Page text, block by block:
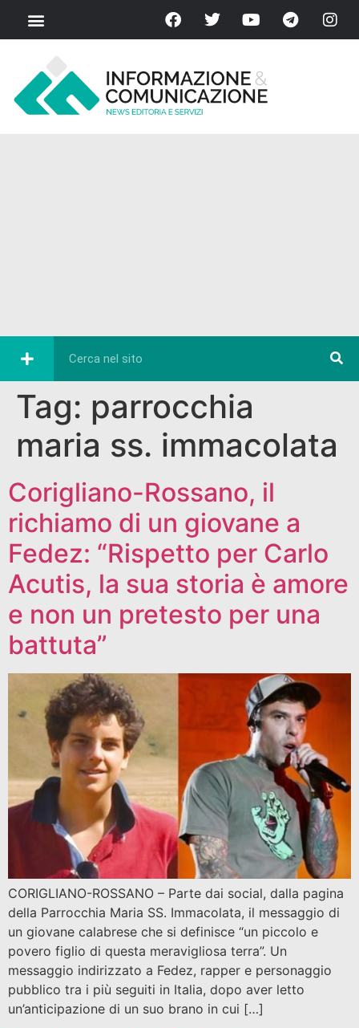
Tag: parrocchia
maria ss. immacolata
Corigliano-Rossano, il
richiamo di un giovane a
Fedez: “Rispetto per Carlo
Acutis, la sua storia è amore
e non un pretesto per una
battuta”
CORIGLIANO-ROSSANO – Parte dai social, dalla pagina
della Parrocchia Maria SS. Immacolata, il messaggio di
un giovane calabrese che si definisce “un piccolo e
povero figlio di questa meravigliosa terra”. Un
messaggio indirizzato a Fedez, rapper e personaggio
pubblico tra i più seguiti in Italia, dopo aver letto
un’anticipazione di un suo brano in cui […]